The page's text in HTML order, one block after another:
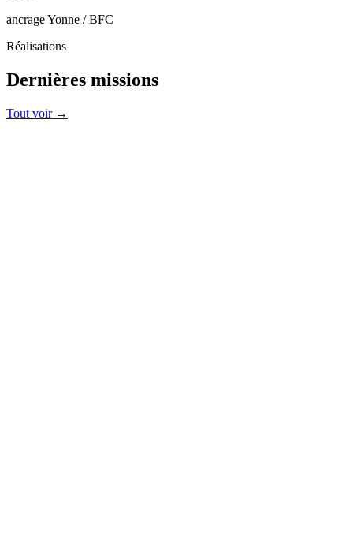
ancrage Yonne / BFC
Réalisations
Dernières missions
Tout voir →